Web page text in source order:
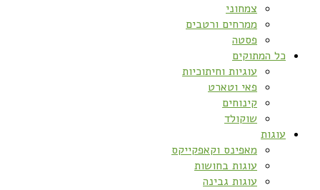
צמחוני
ממרחים ורטבים
פסטה
כל המתוקים
עוגיות וחיתוכיות
פאי וטארט
קינוחים
שוקולד
עוגות
מאפינס וקאפקייקס
עוגות בחושות
עוגות גבינה